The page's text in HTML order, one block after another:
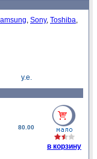
, Sony, Toshiba,
у.е.
80.00
в корзину